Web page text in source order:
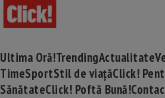
Ultima Oră!TrendingActualitate
TimeSportStil de viațăClick!
SănătateClick! Poftă Bună!